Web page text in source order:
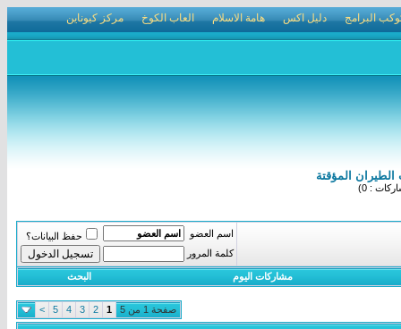
البرامج دليل اكس هامة الاسلام العاب الكوخ مركز كيوناين
المؤقتة
: 0)
اسم العضو
حفظ البيانات؟
كلمة المرور
مشاركات اليوم البحث
صفحة 1 من 5 1
2
3
4
5
>